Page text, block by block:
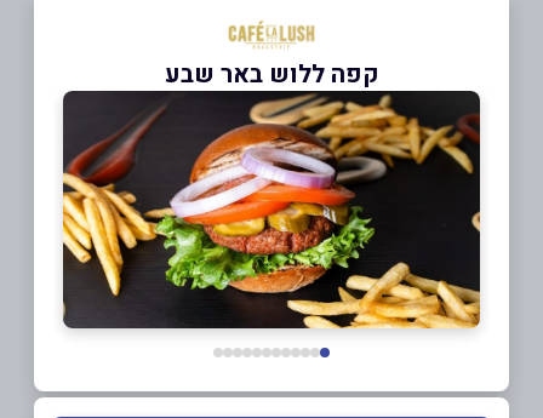
קפה ללוש באר שבע